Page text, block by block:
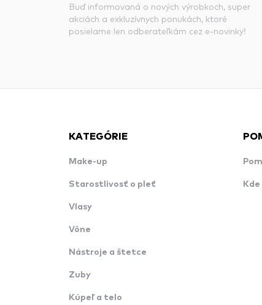
Buď informovaná o nových výrobkoch, super
akciách a exkluzívnych ponukách, ktoré
posielame len odberateľkám cez e-novinky!
KATEGÓRIE
Make-up
Starostlivosť o pleť
Vlasy
Vône
Nástroje a štetce
Zuby
Kúpeľ a telo